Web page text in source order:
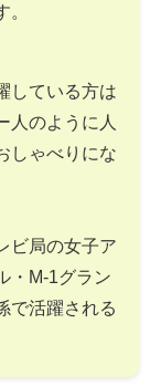
している方は
人のように人
しゃべりにな
ビ局の女子ア
・M-1グラン
で活躍される